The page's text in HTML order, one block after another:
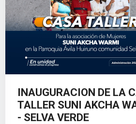
INAUGURACION DE LA
TALLER SUNI AKCHA
- SELVA VERDE